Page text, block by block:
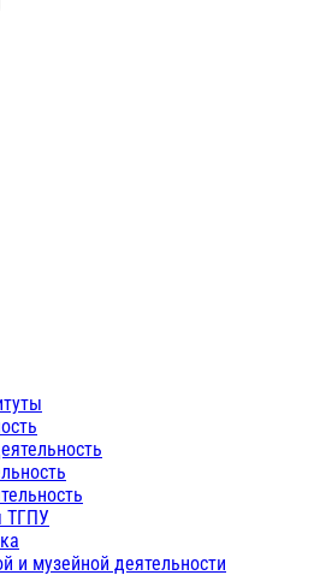
ТГПУ
и музейной деятельности